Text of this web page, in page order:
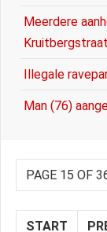
Meerdere
Kruitbergstraat
Illegale
Man (76)
PAGE 15 OF
START